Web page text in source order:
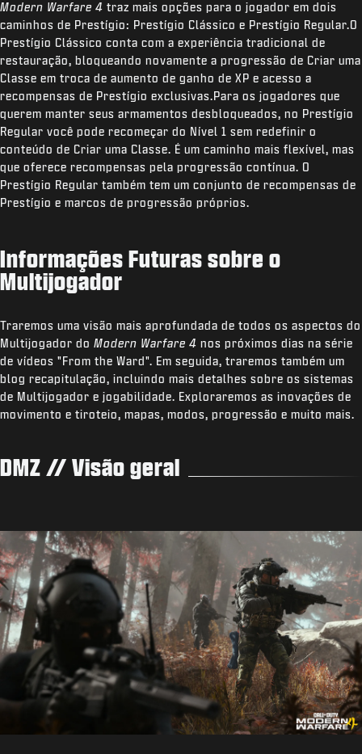
Modern Warfare 4 traz mais opções para o jogador em dois
caminhos de Prestígio: Prestígio Clássico e Prestígio Regular.O
Prestígio Clássico conta com a experiência tradicional de
restauração, bloqueando novamente a progressão de Criar uma
Classe em troca de aumento de ganho de XP e acesso a
recompensas de Prestígio exclusivas.Para os jogadores que
querem manter seus armamentos desbloqueados, no Prestígio
Regular você pode recomeçar do Nível 1 sem redefinir o
conteúdo de Criar uma Classe. É um caminho mais flexível, mas
que oferece recompensas pela progressão contínua. O
Prestígio Regular também tem um conjunto de recompensas de
Prestígio e marcos de progressão próprios.
Informações Futuras sobre o
Multijogador
Traremos uma visão mais aprofundada de todos os aspectos do
Multijogador do Modern Warfare 4 nos próximos dias na série
de vídeos "From the Ward". Em seguida, traremos também um
blog recapitulação, incluindo mais detalhes sobre os sistemas
de Multijogador e jogabilidade. Exploraremos as inovações de
movimento e tiroteio, mapas, modos, progressão e muito mais.
DMZ // Visão geral